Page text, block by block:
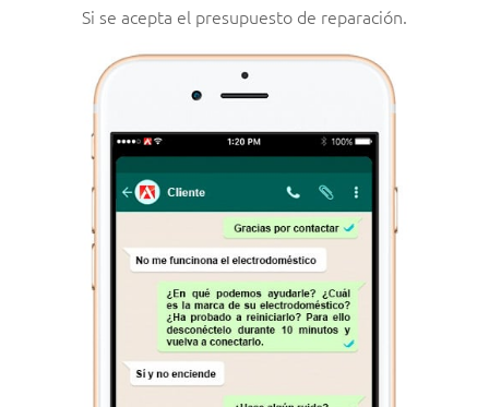
Si se acepta el presupuesto de reparación.